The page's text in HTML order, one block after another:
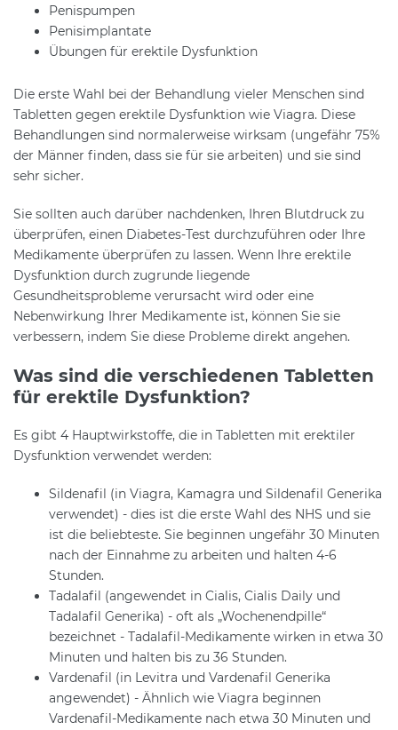
Penispumpen
Penisimplantate
Übungen für erektile Dysfunktion
Die erste Wahl bei der Behandlung vieler Menschen sind
Tabletten gegen erektile Dysfunktion wie Viagra. Diese
Behandlungen sind normalerweise wirksam (ungefähr 75%
der Männer finden, dass sie für sie arbeiten) und sie sind
sehr sicher.
Sie sollten auch darüber nachdenken, Ihren Blutdruck zu
überprüfen, einen Diabetes-Test durchzuführen oder Ihre
Medikamente überprüfen zu lassen. Wenn Ihre erektile
Dysfunktion durch zugrunde liegende
Gesundheitsprobleme verursacht wird oder eine
Nebenwirkung Ihrer Medikamente ist, können Sie sie
verbessern, indem Sie diese Probleme direkt angehen.
Was sind die verschiedenen Tabletten
für erektile Dysfunktion?
Es gibt 4 Hauptwirkstoffe, die in Tabletten mit erektiler
Dysfunktion verwendet werden:
Sildenafil (in Viagra, Kamagra und Sildenafil Generika
verwendet) - dies ist die erste Wahl des NHS und sie
ist die beliebteste. Sie beginnen ungefähr 30 Minuten
nach der Einnahme zu arbeiten und halten 4-6
Stunden.
Tadalafil (angewendet in Cialis, Cialis Daily und
Tadalafil Generika) - oft als „Wochenendpille“
bezeichnet - Tadalafil-Medikamente wirken in etwa 30
Minuten und halten bis zu 36 Stunden.
Vardenafil (in Levitra und Vardenafil Generika
angewendet) - Ähnlich wie Viagra beginnen
Vardenafil-Medikamente nach etwa 30 Minuten und